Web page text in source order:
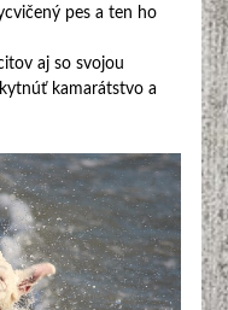
pes a ten ho
aj so svojou
kamarátstvo a